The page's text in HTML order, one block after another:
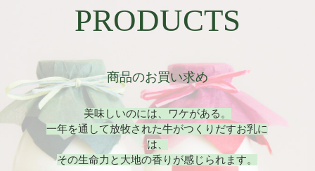
PRODUCTS
商品のお買い求め
美味しいのには、ワケがある。
一年を通して放牧された牛がつくりだすお乳に
は、
その生命力と大地の香りが感じられます。